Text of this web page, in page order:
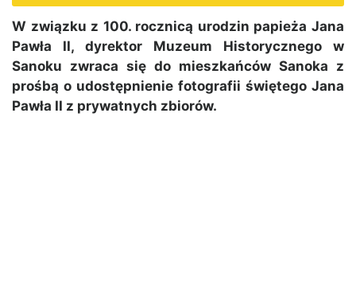
W związku z 100. rocznicą urodzin papieża Jana
Pawła II, dyrektor Muzeum Historycznego w
Sanoku zwraca się do mieszkańców Sanoka z
prośbą o udostępnienie fotografii świętego Jana
Pawła II z prywatnych zbiorów.